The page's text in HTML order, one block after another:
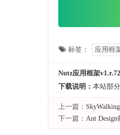
标签： 应用框
Nutz应用框架
下载说明： 本站部
上一篇：
下一篇： Ant